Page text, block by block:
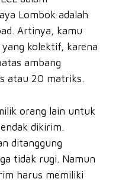
Lombok adalah
Artinya, kamu
kolektif, karena
ambang
atau 20 matriks.
orang lain untuk
dikirim.
ditanggung
tidak rugi. Namun
harus memiliki